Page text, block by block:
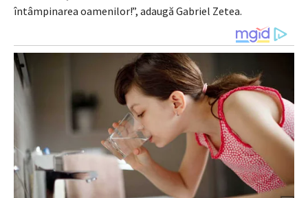
întâmpinarea oamenilor!”, adaugă Gabriel Zetea.